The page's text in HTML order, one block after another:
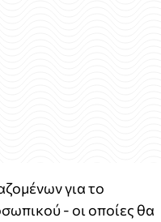
για το
- οι οποίες θα